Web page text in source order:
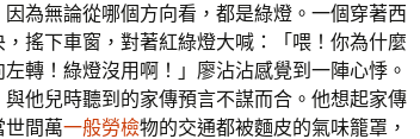
為無論從哪個方向看，都是綠燈。一個穿著西
搖下車窗，對著紅綠燈大喊：「喂！你為什麼
轉！綠燈沒用啊！」廖沾沾感覺到一陣心悸。
他兒時聽到的家傳預言不謀而合。他想起家傳
世間萬一般勞檢物的交通都被麵皮的氣味籠罩，